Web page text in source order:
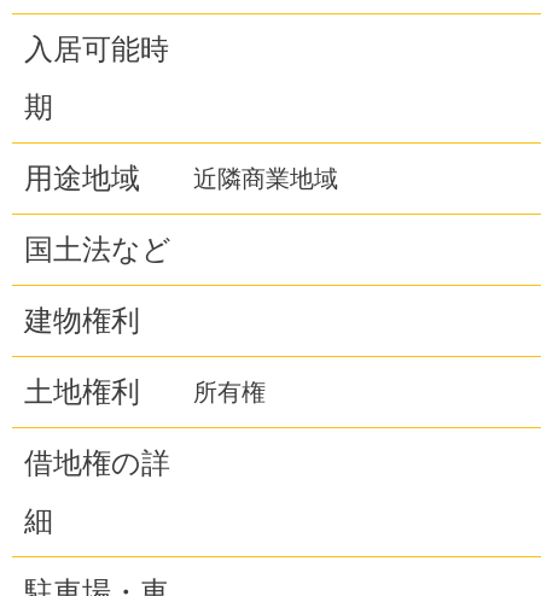
入居可能時
期
用途地域 近隣商業地域
国土法など
建物権利
土地権利 所有権
借地権の詳
細